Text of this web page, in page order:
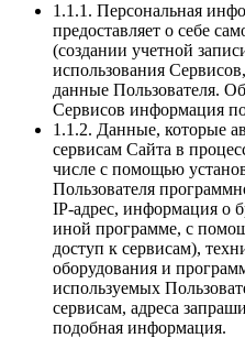
1.1.1. Персональная
предоставляет о себе
(создании учетной
использования
данные Пользователя.
Сервисов информация
1.1.2. Данные, которые
сервисам Сайта в
числе с помощью
Пользователя
IP-адрес, информация о
иной программе, с
доступ к сервисам),
оборудования и
используемых
сервисам, адреса
подобная информация.